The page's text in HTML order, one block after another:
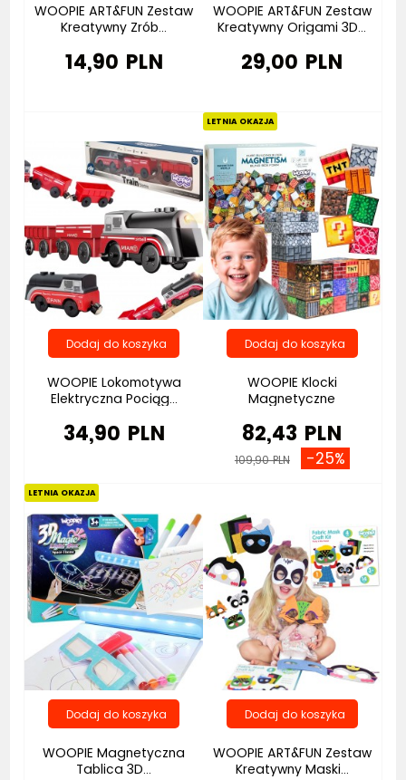
WOOPIE ART&FUN Zestaw
Kreatywny Zrób...
14,90 PLN
WOOPIE ART&FUN Zestaw
Kreatywny Origami 3D...
29,00 PLN
WOOPIE Lokomotywa
Elektryczna Pociąg...
34,90 PLN
LETNIA OKAZJA
WOOPIE Klocki
Magnetyczne
82,43 PLN
109,90 PLN -25%
LETNIA OKAZJA
WOOPIE Magnetyczna
Tablica 3D...
WOOPIE ART&FUN Zestaw
Kreatywny Maski...